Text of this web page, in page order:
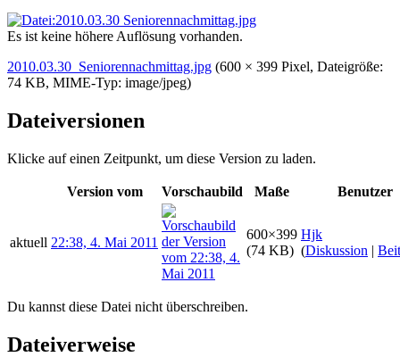
Es ist keine höhere Auflösung vorhanden.
2010.03.30_Seniorennachmittag.jpg (600 × 399 Pixel, Dateigröße:
74 KB, MIME-Typ: image/jpeg)
Dateiversionen
Klicke auf einen Zeitpunkt, um diese Version zu laden.
Version vom Vorschaubild Maße Benutzer
aktuell 22:38, 4. Mai 2011
600×399
(74 KB)
Hjk
(Diskussion |
Du kannst diese Datei nicht überschreiben.
Dateiverweise